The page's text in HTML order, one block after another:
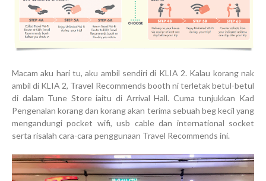
Macam aku hari tu, aku ambil sendiri di KLIA 2. Kalau korang nak
ambil di KLIA 2, Travel Recommends booth ni terletak betul-betul
di dalam Tune Store iaitu di Arrival Hall. Cuma tunjukkan Kad
Pengenalan korang dan korang akan terima sebuah beg kecil yang
mengandungi pocket wifi, usb cable dan international socket
serta risalah cara-cara penggunaan Travel Recommends ini.